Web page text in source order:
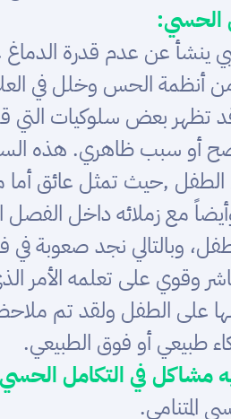
الحسي:
عن عدم قدرة
أنظمة الحس وخلل في
تظهر بعض سلوكيات التي
أو سبب ظاهري. هذه
,حيث تمثل عائق أما
وأيضاً مع زملائه داخل
وبالتالي نجد صعوبة
وقوي على تعلمه
لها على الطفل ولقد تم
طبيعي أو فوق الطبيعي.
مشاكل في التكامل